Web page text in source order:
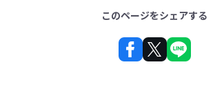
このページをシェアする